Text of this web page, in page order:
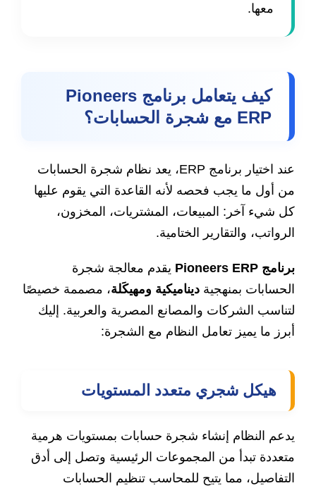
معها.
كيف يتعامل برنامج Pioneers
ERP مع شجرة الحسابات؟
عند اختيار برنامج ERP، يعد نظام شجرة الحسابات
من أول ما يجب فحصه لأنه القاعدة التي يقوم عليها
كل شيء آخر: المبيعات، المشتريات، المخزون،
الرواتب، والتقارير الختامية.
برنامج Pioneers ERP
يقدم معالجة شجرة
الحسابات بمنهجية ديناميكية ومهيكَلة، مصممة خصيصًا
لتناسب الشركات والمصانع المصرية والعربية. إليك
أبرز ما يميز تعامل النظام مع الشجرة:
هيكل شجري متعدد المستويات
يدعم النظام إنشاء شجرة حسابات بمستويات هرمية
متعددة تبدأ من المجموعات الرئيسية وتصل إلى أدق
التفاصيل، مما يتيح للمحاسب تنظيم الحسابات